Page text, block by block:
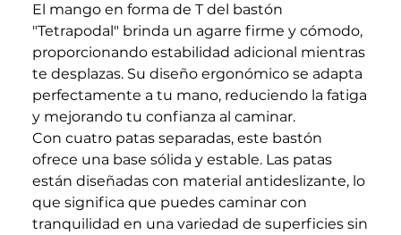
El mango en forma de T del bastón
"Tetrapodal" brinda un agarre firme y cómodo,
proporcionando estabilidad adicional mientras
te desplazas. Su diseño ergonómico se adapta
perfectamente a tu mano, reduciendo la fatiga
y mejorando tu confianza al caminar.
Con cuatro patas separadas, este bastón
ofrece una base sólida y estable. Las patas
están diseñadas con material antideslizante, lo
que significa que puedes caminar con
tranquilidad en una variedad de superficies sin